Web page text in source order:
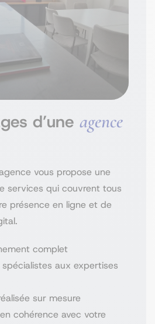
d’une agence
vous propose une
services qui couvrent tous
présence en ligne et de
complet
aux expertises
sur mesure
cohérence avec votre